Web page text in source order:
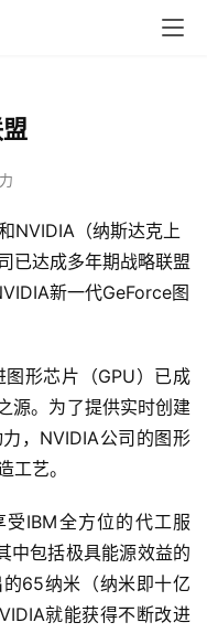
NVIDIA（纳斯达克上
已达成多年期战略联盟
新一代GeForce图
形芯片（GPU）已成
源。为了提供实时创建
，NVIDIA公司的图形
工艺。
IBM全方位的代工服
中包括极具能源效益的
65纳米（纳米即十亿
就能获得不断改进